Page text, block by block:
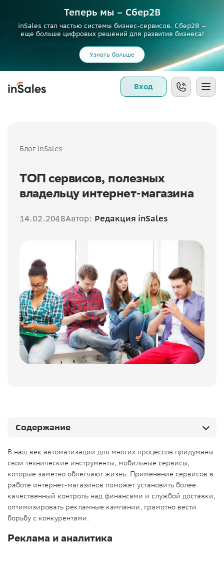
Теперь мы – Сбер2B
inSales стал частью системы бизнес-сервисов. Сбер2В –
еще больше цифровых решений для развития бизнеса!
Узнать больше
Вход
Блог inSales
ТОП сервисов, полезных
владельцу интернет-магазина
14.02.2018Автор: Редакция inSales
В наш век автоматизации для многих процессов придуманы
свои технические инструменты, мобильные сервисы,
которые заметно облегчают жизнь. Применение сервисов в
работе интернет-магазинов поможет установить более
качественный контроль над финансами и службой доставки,
оптимизировать рекламные кампании, грамотно вести
борьбу с конкурентами.
Реклама и аналитика
Содержание